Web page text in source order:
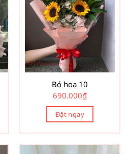
Bó hoa 10
690.000₫
Đặt ngay